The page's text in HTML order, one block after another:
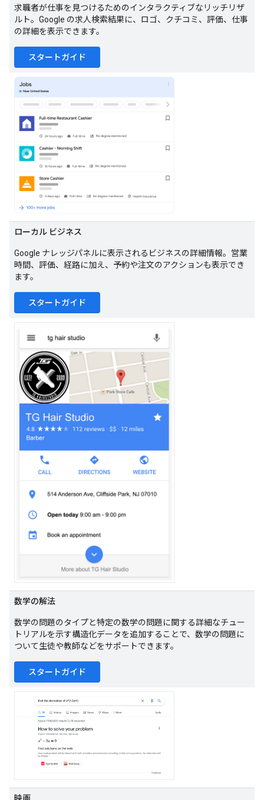
求職者が仕事を見つけるためのインタラクティブなリッチリザ
ルト。Google の求人検索結果に、ロゴ、クチコミ、評価、仕事
の詳細を表示できます。
スタートガイド
ローカル ビジネス
Google ナレッジパネルに表示されるビジネスの詳細情報。営業
時間、評価、経路に加え、予約や注文のアクションも表示でき
ます。
スタートガイド
数学の解法
数学の問題のタイプと特定の数学の問題に関する詳細なチュー
トリアルを示す構造化データを追加することで、数学の問題に
ついて生徒や教師などをサポートできます。
スタートガイド
映画